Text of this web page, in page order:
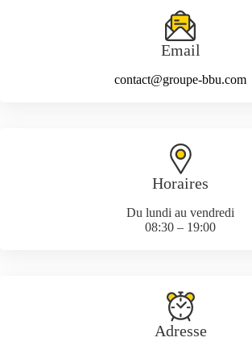
Email
contact@groupe-bbu.com
Horaires
Du lundi au vendredi
08:30 – 19:00
Adresse